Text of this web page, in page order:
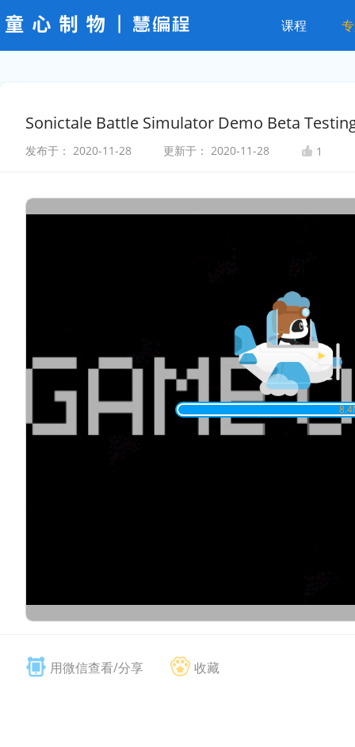
课程
Sonictale Battle Simulator Demo Beta
发布于： 2020-11-28 更新于： 2020-11-28 1
用微信查看/分享 收藏